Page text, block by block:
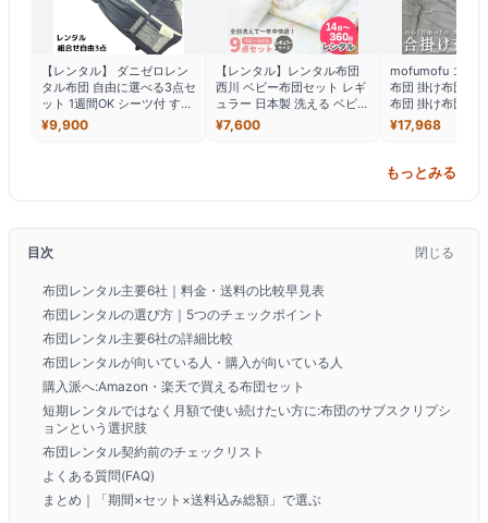
【レンタル】 ダニゼロレン
タル布団 自由に選べる3点セ
ット 1週間OK シーツ付 すぐ
届く レンタル布団 貸布団 即
日発送 カバー付き 簡単返却
¥9,900
【レンタル】レンタル布団
西川 ベビー布団セット レギ
ュラー 日本製 洗える ベビー
組布団9点セット ベビー布団
アニマルパーク 東京西川 ベ
女の子 刺繍 アニマル 大きめ
¥7,600
mofumofu コッ
布団 掛け布団 シ
布団 掛け布団 洗
暖かい 掛け布団
布団 冬 布団 暖
バー 防水 セミダ
はありません
¥17,968
もっとみる
目次 閉じる
布団レンタル主要6社｜料金・送料の比較早見表
布団レンタルの選び方｜5つのチェックポイント
布団レンタル主要6社の詳細比較
布団レンタルが向いている人・購入が向いている人
購入派へ:Amazon・楽天で買える布団セット
短期レンタルではなく月額で使い続けたい方に:布団のサブスクリプシ
ョンという選択肢
布団レンタル契約前のチェックリスト
よくある質問(FAQ)
まとめ｜「期間×セット×送料込み総額」で選ぶ